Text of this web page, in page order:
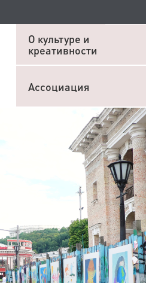
О культуре и
креативности
Ассоциация